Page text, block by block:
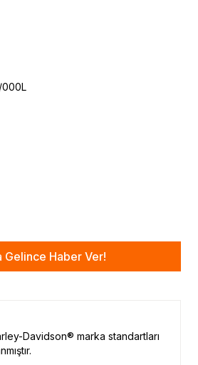
Gelince Haber Ver!
Davidson® marka standartları